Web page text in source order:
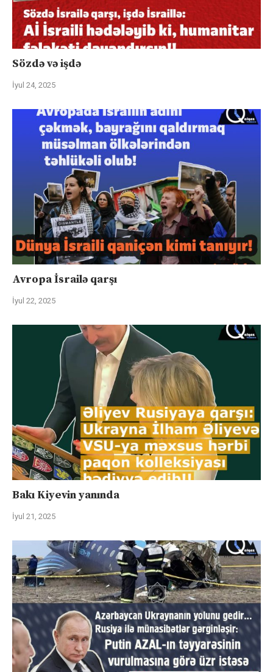
Sözdə və işdə
İyul 24, 2025
Avropa İsrailə qarşı
İyul 22, 2025
Bakı Kiyevin yanında
İyul 21, 2025